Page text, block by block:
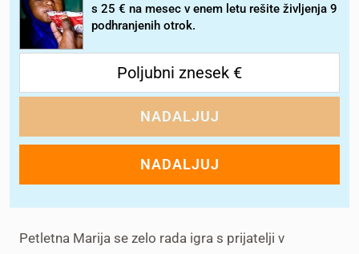
s 25 € na mesec v enem letu rešite življenja 9
podhranjenih otrok.
NADALJUJ
NADALJUJ
Petletna Marija se zelo rada igra s prijatelji v